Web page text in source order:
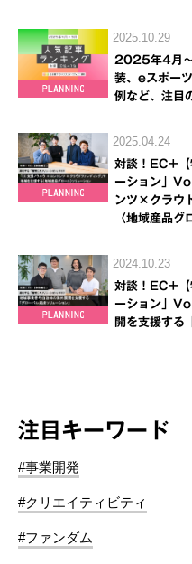
2025.10.29
2025年4月
装、eスポー
例など、注目
2025.04.24
対談！EC+【
ーション」
ンツ×クラウ
〈地域産品グ
2024.10.23
対談！EC+【
ーション」
開を支援する
注目キーワード
#事業開発
#クリエイティビティ
#ファンダム